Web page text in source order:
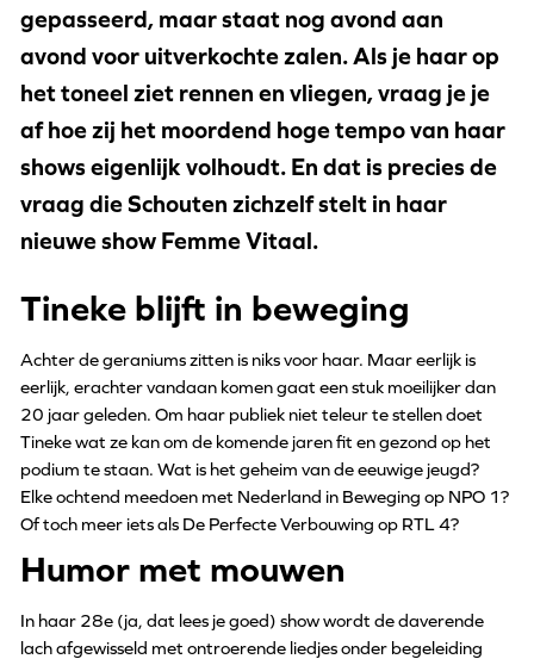
gepasseerd, maar staat nog avond aan
avond voor uitverkochte zalen. Als je haar op
het toneel ziet rennen en vliegen, vraag je je
af hoe zij het moordend hoge tempo van haar
shows eigenlijk volhoudt. En dat is precies de
vraag die Schouten zichzelf stelt in haar
nieuwe show Femme Vitaal.
Tineke blijft in beweging
Achter de geraniums zitten is niks voor haar. Maar eerlijk is
eerlijk, erachter vandaan komen gaat een stuk moeilijker dan
20 jaar geleden. Om haar publiek niet teleur te stellen doet
Tineke wat ze kan om de komende jaren fit en gezond op het
podium te staan. Wat is het geheim van de eeuwige jeugd?
Elke ochtend meedoen met Nederland in Beweging op NPO 1?
Of toch meer iets als De Perfecte Verbouwing op RTL 4?
Humor met mouwen
In haar 28e (ja, dat lees je goed) show wordt de daverende
lach afgewisseld met ontroerende liedjes onder begeleiding